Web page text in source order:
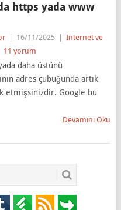
https yada www
16/11/2025
Internet ve
11 yorum
daha üstünü
adres çubuğunda artık
etmişsinizdir. Google bu
Devamını Oku